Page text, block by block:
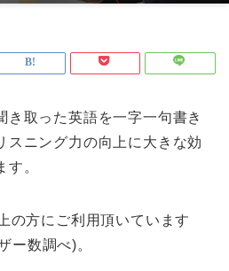
き取った英語を一字一句書き
スニング力の向上に大きな効
。
の方にご利用頂いています
ー数調べ)。